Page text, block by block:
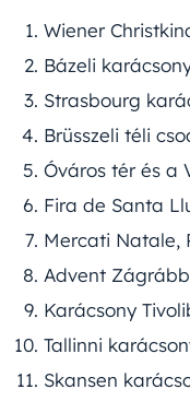
Wiener
Bázeli
Strasbourg
Brüsszeli téli
Óváros tér és a
Fira de Santa
Mercati Natale,
Advent
Karácsony
Tallinni
Skansen